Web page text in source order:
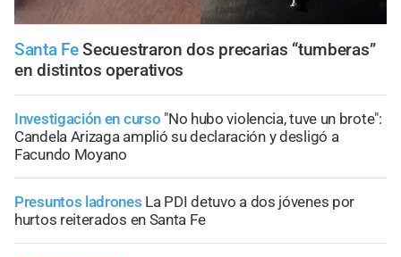
Santa Fe Secuestraron dos precarias “tumberas”
en distintos operativos
Investigación en curso "No hubo violencia, tuve un brote":
Candela Arizaga amplió su declaración y desligó a
Facundo Moyano
Presuntos ladrones La PDI detuvo a dos jóvenes por
hurtos reiterados en Santa Fe